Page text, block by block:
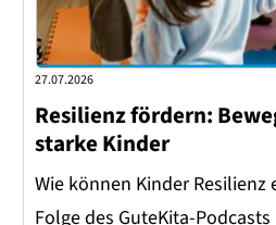
27.07.2026
Resilienz fördern:
starke Kinder
Wie können Kinder Resilienz
Folge des GuteKita-